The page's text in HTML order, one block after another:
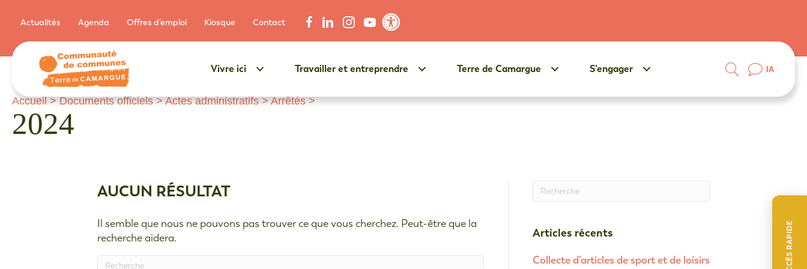
ACCÈS RAPIDE
Actualités Agenda Offres d’emploi Kiosque Contact
Vivre ici Travailler et entreprendre Terre de Camargue S’engager IA
Accueil>Documents officiels>Actes administratifs>Arrêtés>
2024
AUCUN RÉSULTAT
Il semble que nous ne pouvons pas trouver ce que vous cherchez. Peut-être que la
recherche aidera.
Articles récents
Collecte d’articles de sport et de loisirs